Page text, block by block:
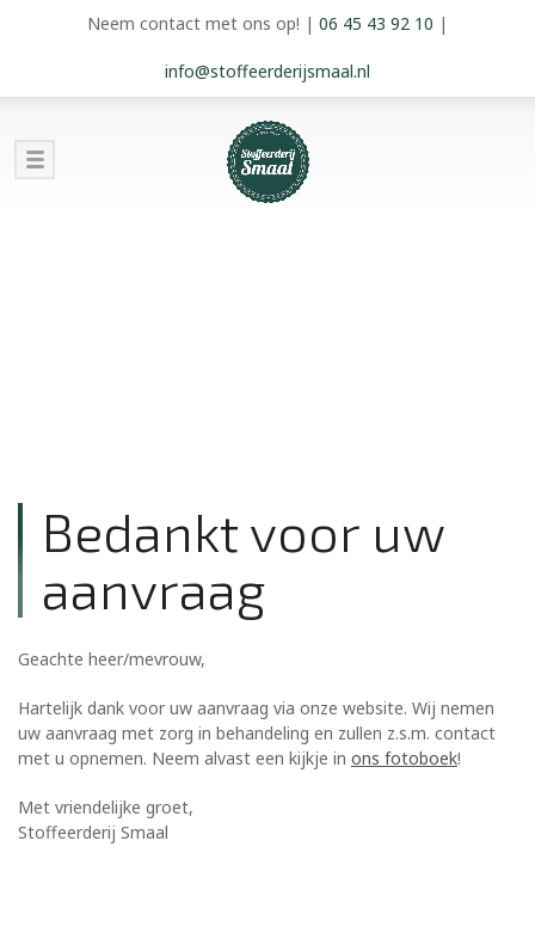
Neem contact met ons op! | 06 45 43 92 10 |
info@stoffeerderijsmaal.nl
Bedankt voor uw
aanvraag
Geachte heer/mevrouw,
Hartelijk dank voor uw aanvraag via onze website. Wij nemen
uw aanvraag met zorg in behandeling en zullen z.s.m. contact
met u opnemen. Neem alvast een kijkje in ons fotoboek!
Met vriendelijke groet,
Stoffeerderij Smaal